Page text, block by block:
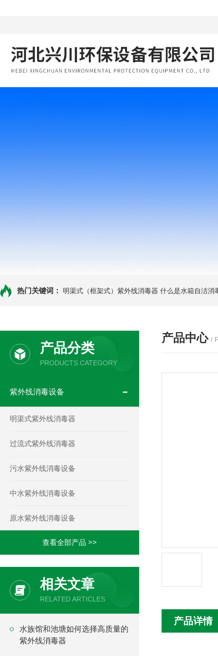
热门关键词： 明渠式（框架式）紫外线消毒器 什么是水箱自洁消
产品分类
PRODUCTS CATEGORY
紫外线消毒设备
明渠式紫外线消毒器
过流式紫外线消毒器
污水紫外线消毒设备
中水紫外线消毒设备
原水紫外线消毒设备
查看全部产品 >>
相关文章
RELATED ARTICLES
水族馆和池塘如何选择高质量的
紫外线消毒器
产品中心 /
产品详情